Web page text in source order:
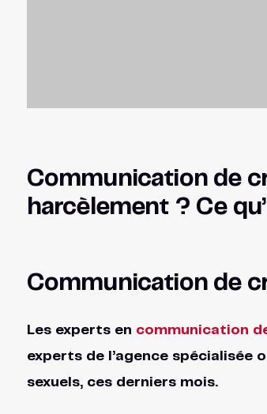
Communication de
harcèlement ? Ce
Communication de
Les experts en communication
experts de l’agence
sexuels, ces derniers mois.